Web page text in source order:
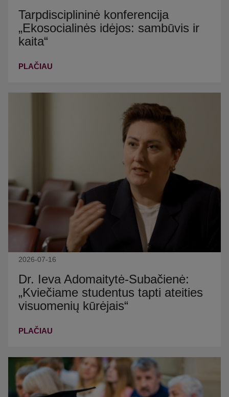
Tarpdisciplininė konferencija
„Ekosocialinės idėjos: sambūvis ir
kaita“
PLAČIAU
2026-07-16
Dr. Ieva Adomaitytė-Subačienė:
„Kviečiame studentus tapti ateities
visuomenių kūrėjais“
PLAČIAU